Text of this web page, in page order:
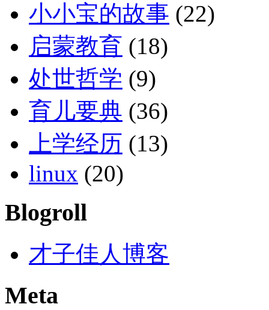
小小宝的故事 (22)
启蒙教育 (18)
处世哲学 (9)
育儿要典 (36)
上学经历 (13)
linux (20)
Blogroll
才子佳人博客
Meta